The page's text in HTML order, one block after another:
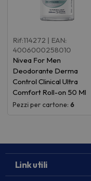
Rif:114272 | EAN:
4006000258010
Nivea For Men
Deodorante Derma
Control Clinical Ultra
Comfort Roll-on 50 Ml
Pezzi per cartone: 6
Link utili